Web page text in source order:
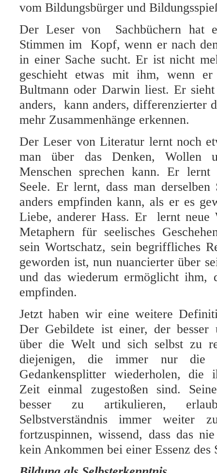
vom Bildungsbürger und
Der Leser von Sachbüchern hat
Stimmen im Kopf, wenn er nach
in einer Sache sucht. Er ist nicht
geschieht etwas mit ihm, wenn
Bultmann oder Darwin liest. Er
anders, kann anders, differenzierter
mehr Zusammenhänge erkennen.
Der Leser von Literatur lernt noch
man über das Denken, Wollen
Menschen sprechen kann. Er lernt
Seele. Er lernt, dass man derselben
anders empfinden kann, als er es
Liebe, anderer Hass. Er lernt neue
Metaphern für seelisches
sein Wortschatz, sein begriffliches
geworden ist, nun nuancierter über
und das wiederum ermöglicht ihm,
empfinden.
Jetzt haben wir eine weitere
Der Gebildete ist einer, der besser
über die Welt und sich selbst zu
diejenigen, die immer nur die
Gedankensplitter wiederholen, die
Zeit einmal zugestoßen sind.
besser zu artikulieren,
Selbstverständnis immer weiter
fortzuspinnen, wissend, dass das
kein Ankommen bei einer Essenz des